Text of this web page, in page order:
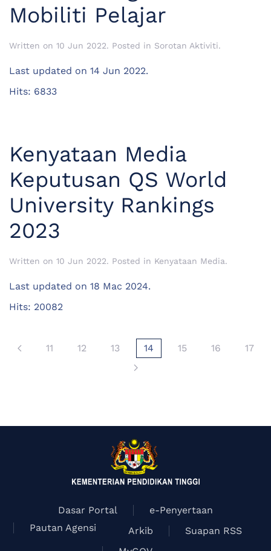
Mobiliti Pelajar
Written on 10 Jun 2022. Posted in Sorotan Aktiviti.
Last updated on 14 Jun 2022.
Hits: 6833
Kenyataan Media
Keputusan QS World
University Rankings
2023
Written on 10 Jun 2022. Posted in Kenyataan Media.
Last updated on 18 Mac 2024.
Hits: 20082
11 12 13 14 15 16 17
Dasar Portal
e-Penyertaan
Pautan Agensi
Arkib
Suapan RSS